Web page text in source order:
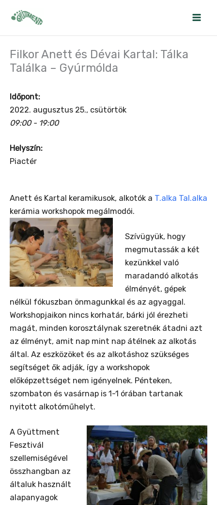
Filkor Anett és Dévai Kartal: Tálka
Találka – Gyúrmólda
Időpont:
2022. augusztus 25., csütörtök
09:00 - 19:00
Helyszín:
Piactér
Anett és Kartal keramikusok, alkotók a T.alka Tal.alka
kerámia workshopok megálmodói.
Szívügyük, hogy
megmutassák a két
kezünkkel való
maradandó alkotás
élményét, gépek
nélkül fókuszban önmagunkkal és az agyaggal.
Workshopjaikon nincs korhatár, bárki jól érezheti
magát, minden korosztálynak szeretnék átadni azt
az élményt, amit nap mint nap átélnek az alkotás
által. Az eszközöket és az alkotáshoz szükséges
segítséget ők adják, így a workshopok
előképzettséget nem igényelnek. Pénteken,
szombaton és vasárnap is 1-1 órában tartanak
nyitott alkotóműhelyt.
A Gyüttment
Fesztivál
szellemiségével
összhangban az
általuk használt
alapanyagok